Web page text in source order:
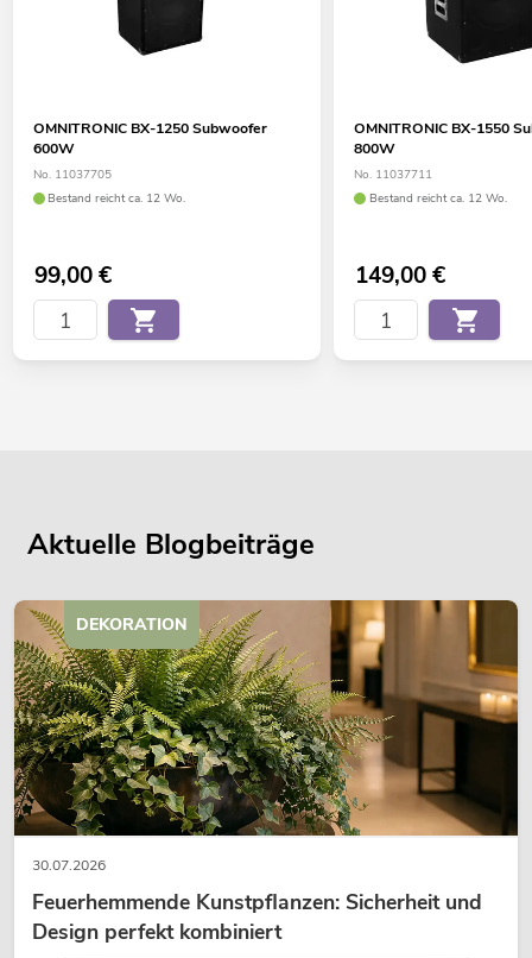
OMNITRONIC BX-1250 Subwoofer
600W
No. 11037705
Bestand reicht ca. 12 Wo.
99,00€
OMNITRONIC BX-1550
800W
No. 11037711
Bestand reicht ca. 12 Wo.
149,00€
Aktuelle Blogbeiträge
30.07.2026
Feuerhemmende Kunstpflanzen: Sicherheit und
Design perfekt kombiniert
DEKORATION